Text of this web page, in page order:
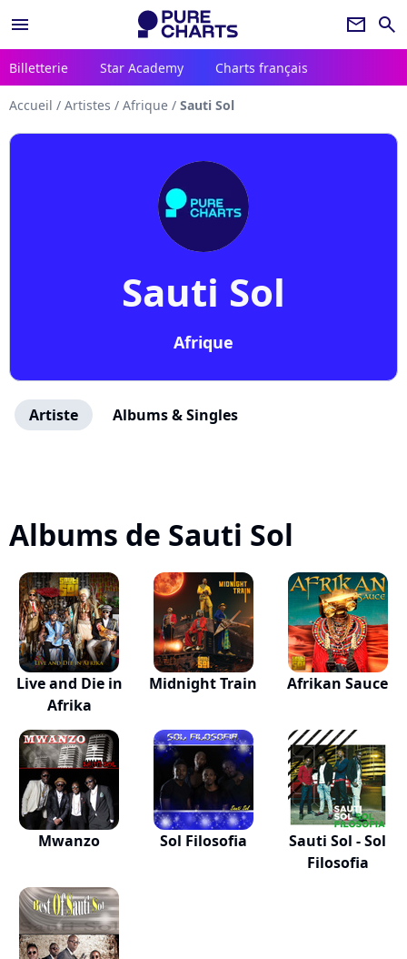
menu newsletter search
Billetterie Star Academy Charts français
Accueil / Artistes / Afrique / Sauti Sol
Sauti Sol
Afrique
Artiste Albums & Singles
Albums de Sauti Sol
Live and Die in
Afrika
Midnight Train Afrikan Sauce
Mwanzo Sol Filosofia
Sauti Sol - Sol
Filosofia